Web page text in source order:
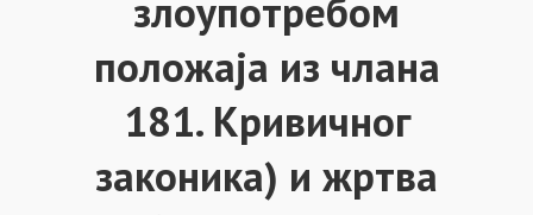
злоупотребом
положаја из члана
181. Кривичног
законика) и жртва